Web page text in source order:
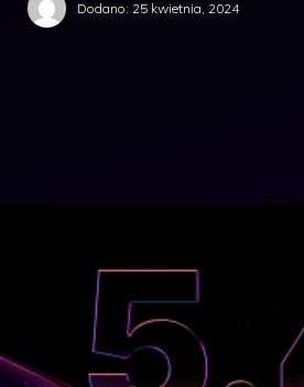
Dodano: 25 kwietnia, 2024